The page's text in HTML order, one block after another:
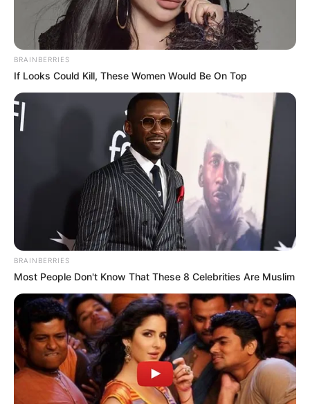
Az énekesnő beszédében hangsúlyozta, hogy
számára a béke melletti kiállás nem kampányfogás,
fogalmazott, közszereplőként nem hallgathat,
amikor szerinte a jövő generációinak sorsa a tét, és
úgy érzi, kötelessége kimondani azt, amit gondol.
Muri Enikő arról is beszámolt, hogy édesanyjával
BRAINBERRIES
If Looks Could Kill, These Women Would Be On Top
BRAINBERRIES
Most People Don't Know That These 8 Celebrities Are Muslim